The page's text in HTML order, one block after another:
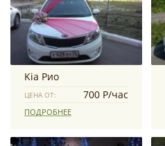
Kia Рио
ЦЕНА ОТ: 700 Р/час
ПОДРОБНЕЕ